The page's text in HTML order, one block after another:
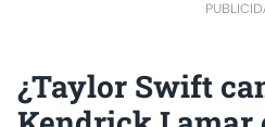
¿Taylor Swift